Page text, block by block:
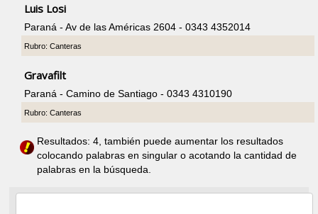
Luis Losi
Paraná - Av de las Américas 2604 - 0343 4352014
Rubro: Canteras
Gravafilt
Paraná - Camino de Santiago - 0343 4310190
Rubro: Canteras
Resultados: 4, también puede aumentar los resultados
colocando palabras en singular o acotando la cantidad de
palabras en la búsqueda.